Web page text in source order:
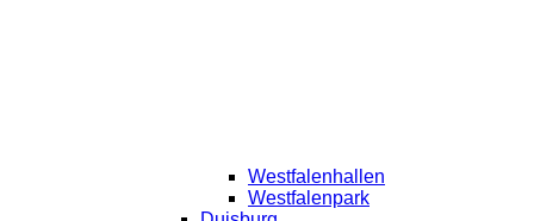
Westfalenhallen
Westfalenpark